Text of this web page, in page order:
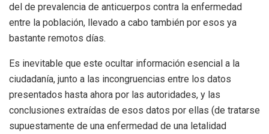
del de prevalencia de anticuerpos contra la enfermedad
entre la población, llevado a cabo también por esos ya
bastante remotos días.
Es inevitable que este ocultar información esencial a la
ciudadanía, junto a las incongruencias entre los datos
presentados hasta ahora por las autoridades, y las
conclusiones extraídas de esos datos por ellas (de tratarse
supuestamente de una enfermedad de una letalidad